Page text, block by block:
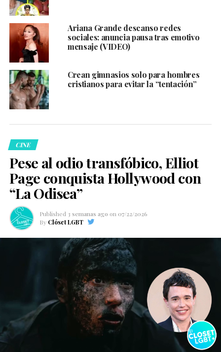
Ariana Grande descanso redes
sociales: anuncia pausa tras emotivo
mensaje (VIDEO)
Crean gimnasios solo para hombres
cristianos para evitar la “tentación”
CINE
Pese al odio transfóbico, Elliot
Page conquista Hollywood con
“La Odisea”
Published 3 semanas ago on 07/22/2026
By Clóset LGBT